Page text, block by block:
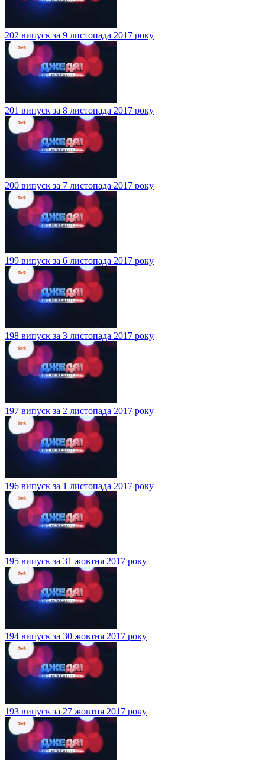
202 випуск за 9 листопада 2017 року
201 випуск за 8 листопада 2017 року
200 випуск за 7 листопада 2017 року
199 випуск за 6 листопада 2017 року
198 випуск за 3 листопада 2017 року
197 випуск за 2 листопада 2017 року
196 випуск за 1 листопада 2017 року
195 випуск за 31 жовтня 2017 року
194 випуск за 30 жовтня 2017 року
193 випуск за 27 жовтня 2017 року